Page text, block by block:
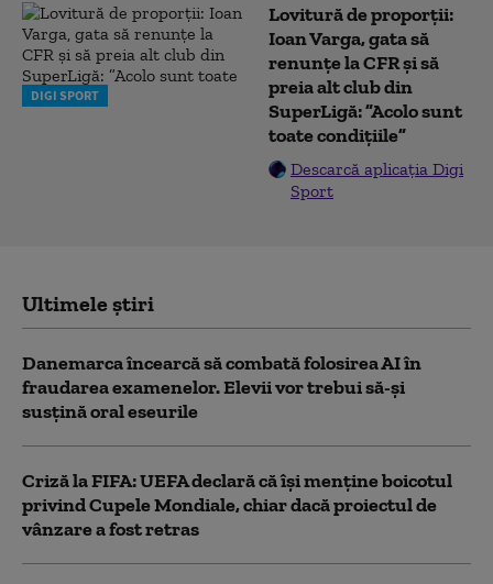
DIGI SPORT
Lovitură de proporții:
Ioan Varga, gata să
renunțe la CFR și să
preia alt club din
SuperLigă: ”Acolo sunt
toate condițiile”
Descarcă aplicația Digi
Sport
Ultimele știri
Danemarca încearcă să combată folosirea AI în
fraudarea examenelor. Elevii vor trebui să-şi
susţină oral eseurile
Criză la FIFA: UEFA declară că îşi menţine boicotul
privind Cupele Mondiale, chiar dacă proiectul de
vânzare a fost retras